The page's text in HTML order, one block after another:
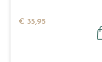
€ 35,95